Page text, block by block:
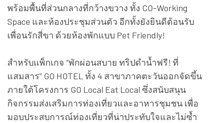
พร้อมพื้นที่ส่วนกลางที่กว้างขวาง ทั้ง CO-Working
Space และห้องประชุมส่วนตัว อีกทั้งยังยินดีต้อนรับ
เพื่อนรักสี่ขา ด้วยห้องพักแบบ Pet Friendly!
สำหรับแพ็กเกจ “พักผ่อนสบาย ทริปดำน้ำฟรี! ที่
แสมสาร” GO HOTEL ทั้ง 4 สาขาภาคตะวันออกจัดขึ้น
ภายใต้โครงการ GO Local Eat Local ซึ่งสนับสนุน
กิจกรรมส่งเสริมการท่องเที่ยวและอาหารชุมชน เพื่อ
มอบประสบการณ์ท่องเที่ยวที่น่าประทับใจและไม่ซ้ำ